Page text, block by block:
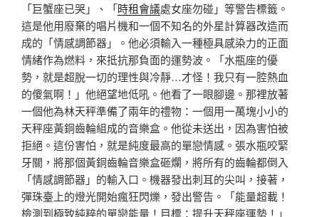
「巨蟹座已哭」、「時租會議處女座勿碰」等警告標籤。
這是他用廢棄的唱片機和一個不知名的外星計算器改造而
成的「情感調節器」。他必須輸入一種極具感染力的正面
情緒作為燃料，來抵抗那負面的運勢波。「水瓶座的優
勢，就是超脫一切的理性與冷靜…才怪！我只有一腔熱血
的傻氣啊！」他絕望地低吼。他看了一眼腳邊。那裡放著
一個他為林天秤準備了兩年的禮物：一個用一萬塊小小的
天秤座黃銅齒輪組成的音樂盒。他從未送出，因為害怕被
拒絕。這份害怕，就是純度最高的單戀情感。張水瓶咬緊
牙關，將那個黃銅齒輪音樂盒砸爛，將所有的齒輪都倒入
「情感調節器」的輸入口。機器發出刺耳的尖叫，接著，
彈珠臺上的燈光開始瘋狂閃爍，發出警告。「能量超載！
檢測到極致純粹的單戀能量！目標：提升天秤座運勢！」